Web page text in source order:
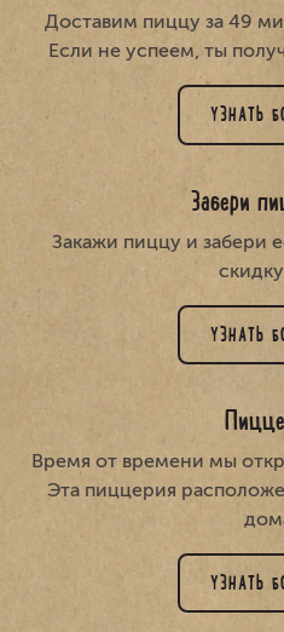
Доставим пиццу за 49
Если не успеем, ты
УЗНАТЬ
Забери
Закажи пиццу и забери
УЗНАТЬ
Время от времени мы
Эта пиццерия
УЗНАТЬ